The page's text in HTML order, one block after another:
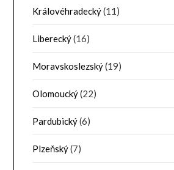
Královéhradecký(11)
Liberecký(16)
Moravskoslezský(19)
Olomoucký(22)
Pardubický(6)
Plzeňský(7)